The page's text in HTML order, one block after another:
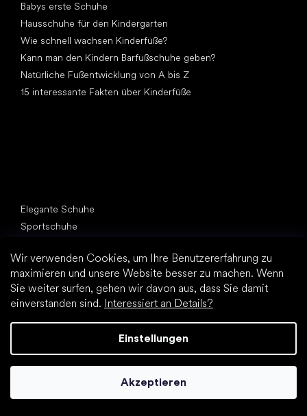
Wir verwenden Cookies, um Ihre Benutzererfahrung zu
maximieren und unsere Website besser zu machen. Wenn
Sie weiter surfen, gehen wir davon aus, dass Sie damit
einverstanden sind. Interessiert an Details?
Einstellungen
Akzeptieren
Babys erste Schuhe
Hausschuhe für den Kindergarten
Wie schnell wachsen Kinderfüße?
Kann man den Kindern Barfußschuhe geben?
Natürliche Fußentwicklung von A bis Z
15 interessante Fakten über Kinderfüße
Elegante Schuhe
Sportschuhe
Weiße Sneakers
Top Marken
Be Lenka
Camper
Groundies